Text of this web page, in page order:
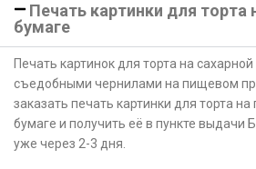
Печать картинки для торта
бумаге
Печать картинок для торта на
съедобными чернилами на пищевом
заказать печать картинки для торта
бумаге и получить её в пункте выдачи
уже через 2-3 дня.